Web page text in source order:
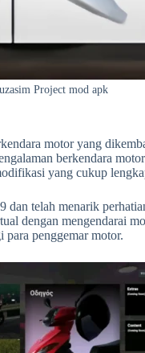
Project mod apk
motor yang
berkendara
yang cukup
dan telah menarik
dengan mengendarai
para penggemar motor.